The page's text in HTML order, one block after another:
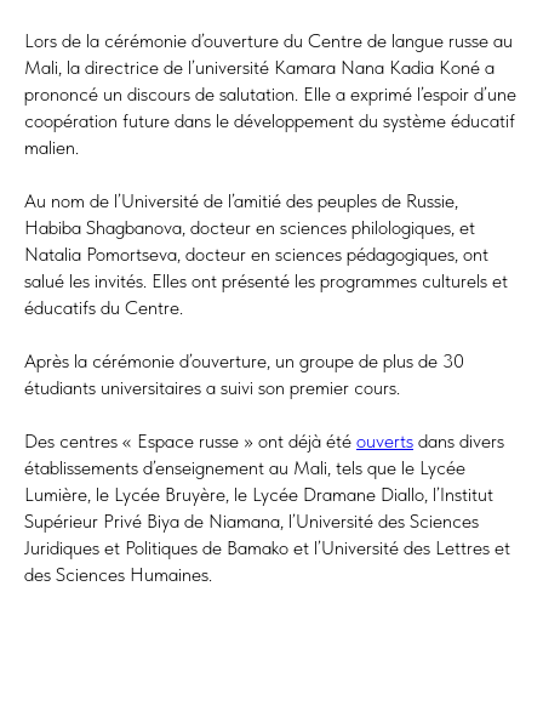
Lors de la cérémonie d’ouverture du Centre de langue russe au
Mali, la directrice de l’université Kamara Nana Kadia Koné a
prononcé un discours de salutation. Elle a exprimé l’espoir d’une
coopération future dans le développement du système éducatif
malien.
Au nom de l’Université de l’amitié des peuples de Russie,
Habiba Shagbanova, docteur en sciences philologiques, et
Natalia Pomortseva, docteur en sciences pédagogiques, ont
salué les invités. Elles ont présenté les programmes culturels et
éducatifs du Centre.
Après la cérémonie d’ouverture, un groupe de plus de 30
étudiants universitaires a suivi son premier cours.
Des centres « Espace russe » ont déjà été ouverts dans divers
établissements d’enseignement au Mali, tels que le Lycée
Lumière, le Lycée Bruyère, le Lycée Dramane Diallo, l’Institut
Supérieur Privé Biya de Niamana, l’Université des Sciences
Juridiques et Politiques de Bamako et l’Université des Lettres et
des Sciences Humaines.